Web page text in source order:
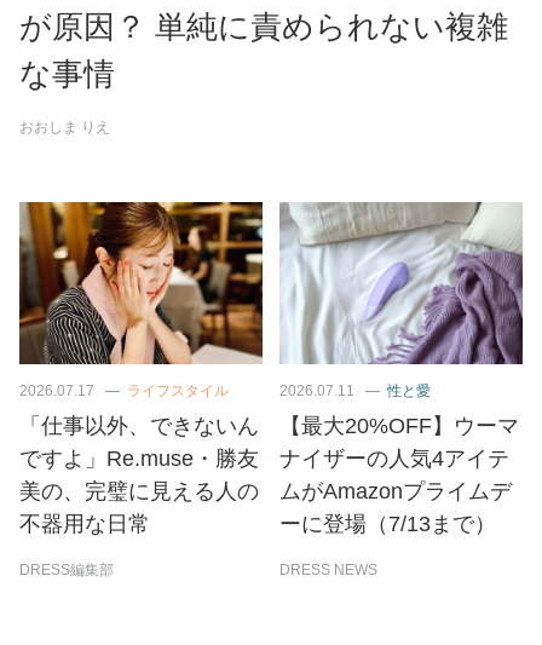
が原因？ 単純に責められない複雑
な事情
おおしま りえ
2026.07.17 ライフスタイル
「仕事以外、できないん
ですよ」Re.muse・勝友
美の、完璧に見える人の
不器用な日常
DRESS編集部
2026.07.11 性と愛
【最大20%OFF】ウーマ
ナイザーの人気4アイテ
ムがAmazonプライムデ
ーに登場（7/13まで）
DRESS NEWS